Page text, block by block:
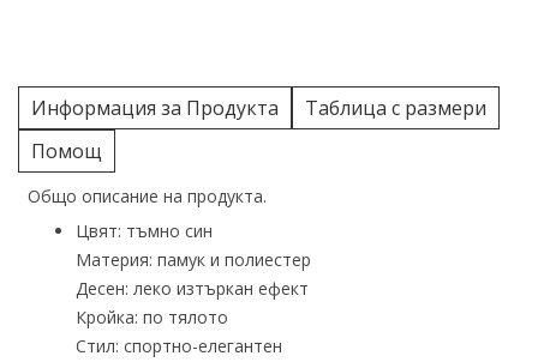
Информация за Продукта
Таблица с размери
Помощ
Общо описание на продукта.
Цвят: тъмно син
Материя: памук и полиестер
Десен: леко изтъркан ефект
Кройка: по тялото
Стил: спортно-елегантен